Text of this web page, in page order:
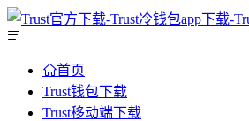
首页
Trust钱包下载
Trust移动端下载